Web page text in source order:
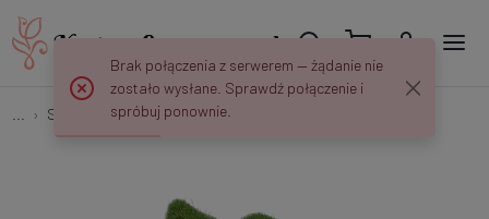
Stojące Zając flokowany siedzący 22 cm YF037
Brak połączenia z serwerem — żądanie nie
zostało wysłane. Sprawdź połączenie i
spróbuj ponownie.